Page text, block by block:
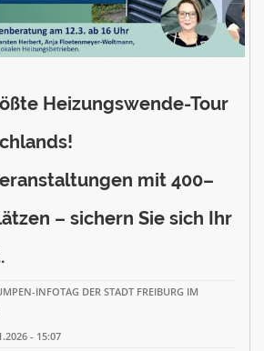
Heizungswende-Tour
mit 400–
– sichern Sie sich Ihr
INFOTAG DER STADT FREIBURG IM
- 15:07